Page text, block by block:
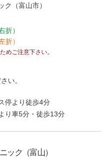
ク（富山市）
折）
折）
めご注意下さい。
い。
停より徒歩4分
り車5分・徒歩13分
ック（富山）